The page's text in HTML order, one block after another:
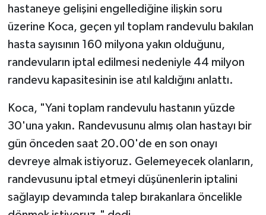
hastaneye gelişini engellediğine ilişkin soru
üzerine Koca, geçen yıl toplam randevulu bakılan
hasta sayısının 160 milyona yakın olduğunu,
randevuların iptal edilmesi nedeniyle 44 milyon
randevu kapasitesinin ise atıl kaldığını anlattı.
Koca, "Yani toplam randevulu hastanın yüzde
30'una yakın. Randevusunu almış olan hastayı bir
gün önceden saat 20.00'de en son onayı
devreye almak istiyoruz. Gelemeyecek olanların,
randevusunu iptal etmeyi düşünenlerin iptalini
sağlayıp devamında talep bırakanlara öncelikle